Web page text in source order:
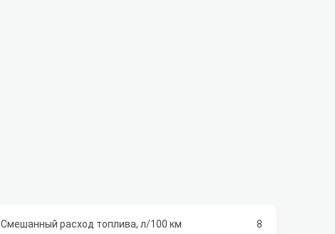
Смешанный расход топлива, л/100 км 8